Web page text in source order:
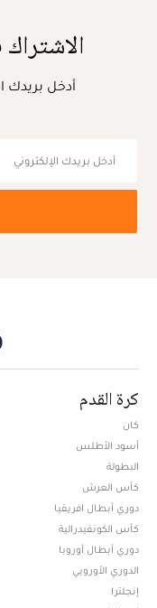
أدخل بريدك
كرة القدم
كان
أسود الأطلس
البطولة
كأس العرش
دوري أبطال افريقيا
كأس الكونفيدرالية
دوري أبطال أوروبا
الدوري الأوروبي
إنجلترا